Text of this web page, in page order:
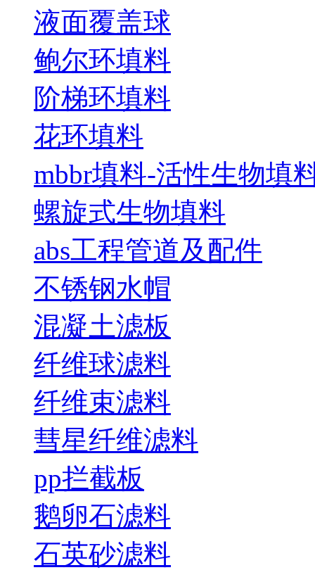
液面覆盖球
鲍尔环填料
阶梯环填料
花环填料
mbbr填料-活性生物填
螺旋式生物填料
abs工程管道及配件
不锈钢水帽
混凝土滤板
纤维球滤料
纤维束滤料
彗星纤维滤料
pp拦截板
鹅卵石滤料
石英砂滤料